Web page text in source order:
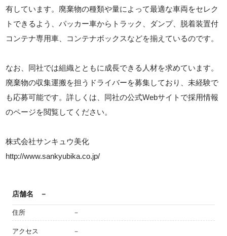
有しています。廃棄物の種類や量によって最適な車両をセレク
トできるよう、パッカー車からトラック、ダンプ、脱着装置付
コンテナ専用車、コンテナボックスなどを揃えているのです。
なお、同社では組織とともに成長できる人材を求めています。
廃棄物の収集運搬を担うドライバーを募集しており、未経験で
も応募可能です。詳しくは、同社の公式Webサイトで採用情報
のページを閲覧してください。
株式会社サンキュウ美化
http://www.sankyubika.co.jp/
店舗名 －
住所 －
アクセス －